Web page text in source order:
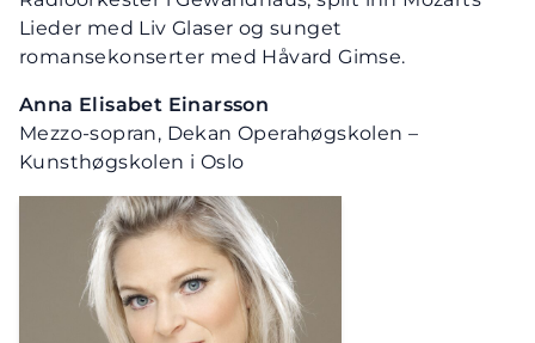
Lieder med Liv Glaser og sunget
romansekonserter med Håvard Gimse.
Anna Elisabet Einarsson
Mezzo-sopran, Dekan Operahøgskolen –
Kunsthøgskolen i Oslo